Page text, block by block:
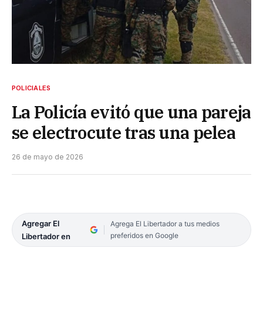
POLICIALES
La Policía evitó que una pareja
se electrocute tras una pelea
26 de mayo de 2026
Agregar El
Libertador en
Agrega El Libertador a tus medios
preferidos en Google